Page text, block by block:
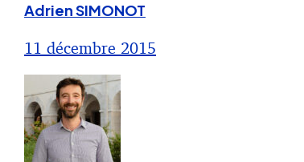
Adrien SIMONOT
11 décembre 2015